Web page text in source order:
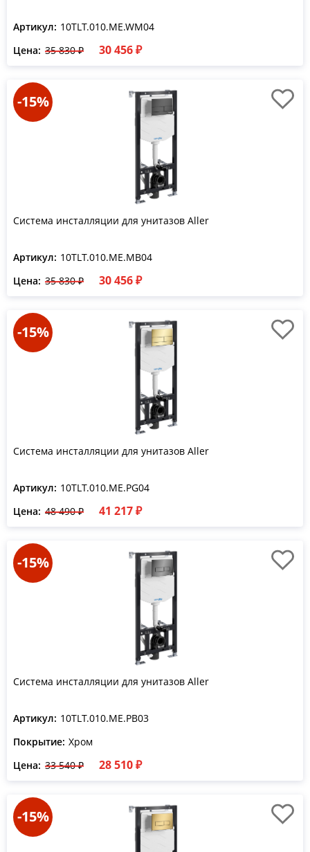
Артикул: 10TLT.010.ME.WM04
Цена: 35 830 ₽ 30 456 ₽
-15%
Система инсталляции для унитазов Aller
Артикул: 10TLT.010.ME.MB04
Цена: 35 830 ₽ 30 456 ₽
-15%
Система инсталляции для унитазов Aller
Артикул: 10TLT.010.ME.PG04
Цена: 48 490 ₽ 41 217 ₽
-15%
Система инсталляции для унитазов Aller
Артикул: 10TLT.010.ME.PB03
Покрытие: Хром
Цена: 33 540 ₽ 28 510 ₽
-15%